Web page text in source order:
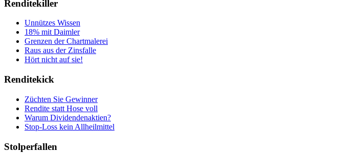
Renditekiller
Unnützes Wissen
18% mit Daimler
Grenzen der Chartmalerei
Raus aus der Zinsfalle
Hört nicht auf sie!
Renditekick
Züchten Sie Gewinner
Rendite statt Hose voll
Warum Dividendenaktien?
Stop-Loss kein Allheilmittel
Stolperfallen